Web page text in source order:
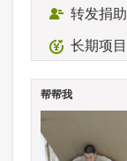
转发捐助
长期项目
帮帮我